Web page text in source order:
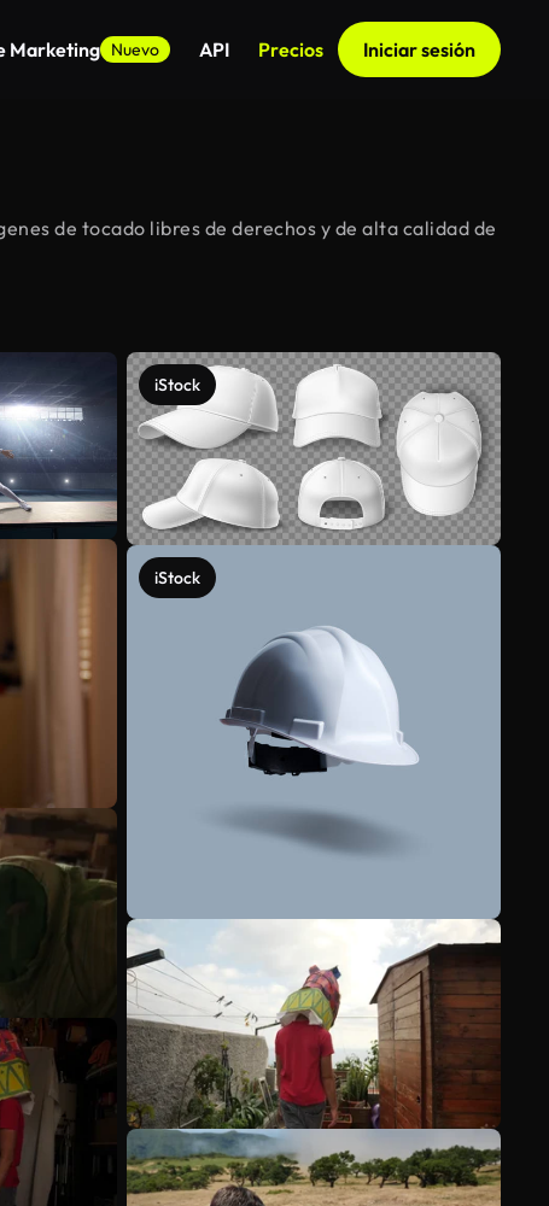
Marketing Nuevo API Precios Iniciar sesión
de tocado libres de derechos y de alta calidad de
iStock
iStock
Ver más